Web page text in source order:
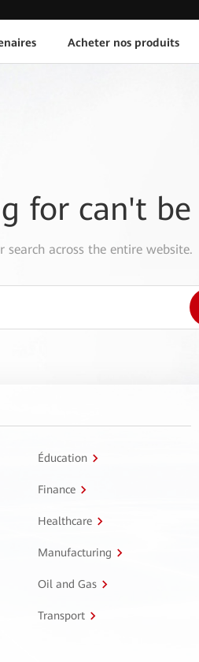
Acheter nos produits
for can't
search across the entire website.
Éducation
Finance
Healthcare
Manufacturing
Oil and Gas
Transport